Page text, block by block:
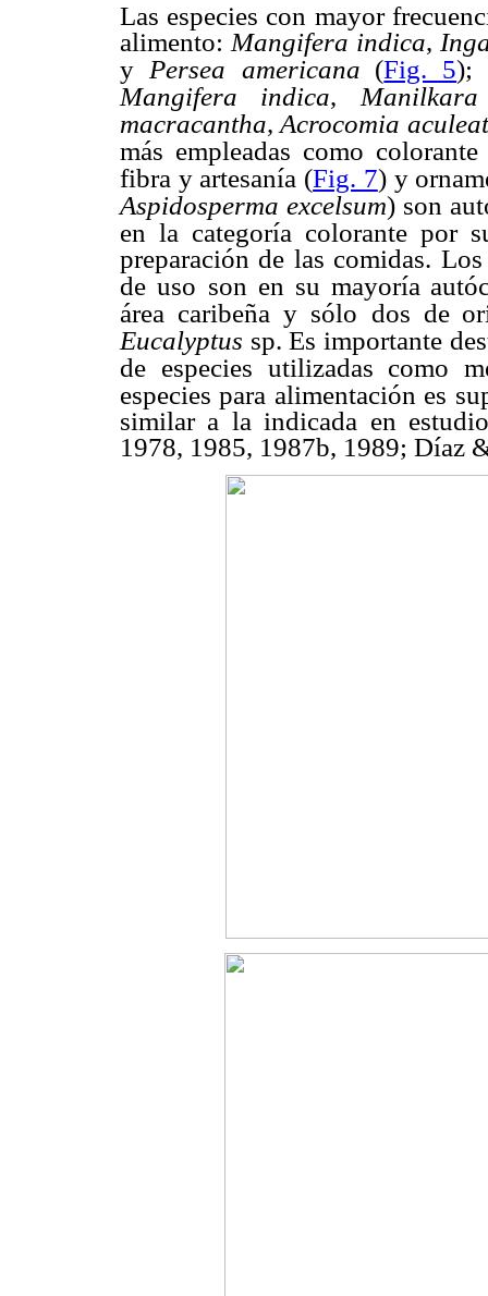
Las especies con mayor
alimento: Mangifera indica,
y Persea americana (Fig. 5);
Mangifera indica,
macracantha,Acrocomia
más empleadas como
fibra y artesanía (Fig. 7) y
Aspidosperma excelsum) son
en la categoría colorante por
preparación de las comidas.
de uso son en su mayoría
área caribeña y sólo dos de
Eucalyptus sp. Es importante
de especies utilizadas como
especies para alimentación es
similar a la indicada en
1978, 1985, 1987b, 1989; Díaz